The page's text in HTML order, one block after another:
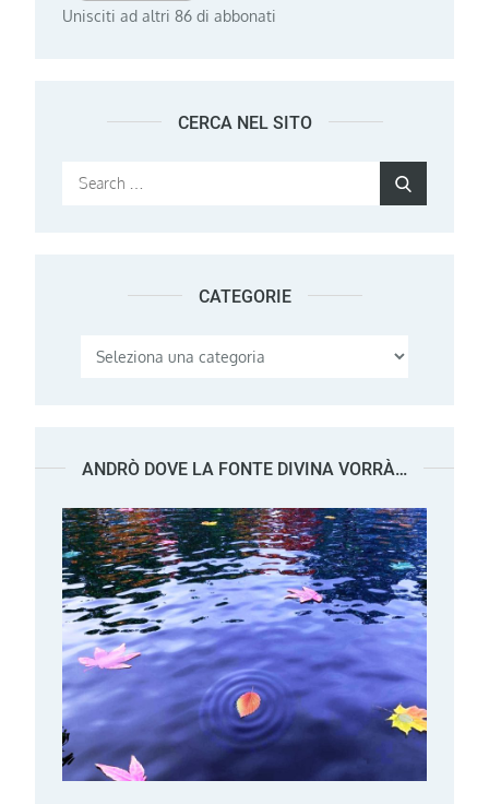
Unisciti ad altri 86 di abbonati
CERCA NEL SITO
Search
CATEGORIE
Categorie
ANDRÒ DOVE LA FONTE DIVINA VORRÀ…